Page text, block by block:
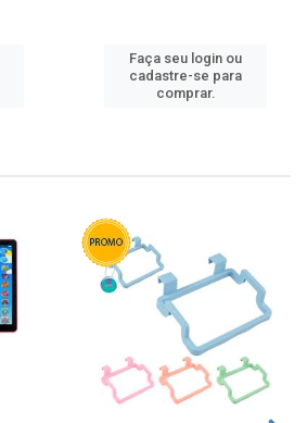
Faça seu login ou
cadastre-se para
comprar.